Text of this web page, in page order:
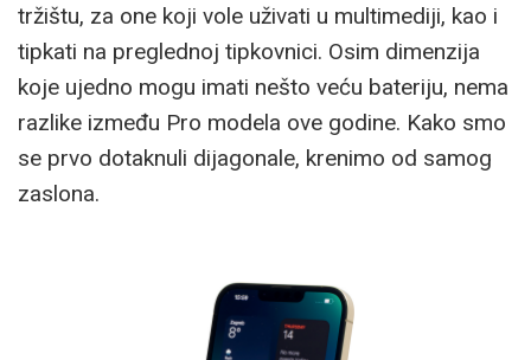
tržištu, za one koji vole uživati u multimediji, kao i
tipkati na preglednoj tipkovnici. Osim dimenzija
koje ujedno mogu imati nešto veću bateriju, nema
razlike između Pro modela ove godine. Kako smo
se prvo dotaknuli dijagonale, krenimo od samog
zaslona.